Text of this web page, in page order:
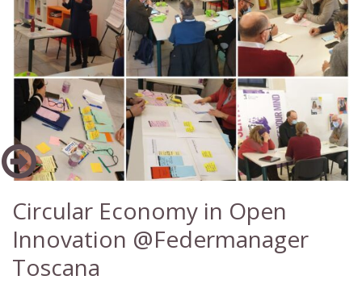
Circular Economy in Open
Innovation @Federmanager
Toscana